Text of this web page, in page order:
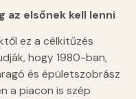
az elsőnek kell lenni
ez a célkitűzés
hogy 1980-ban,
és épületszobrász
a piacon is szép